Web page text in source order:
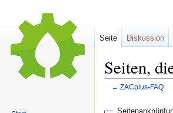
Seiten,
← ZACplus-FAQ
Seite Diskussion